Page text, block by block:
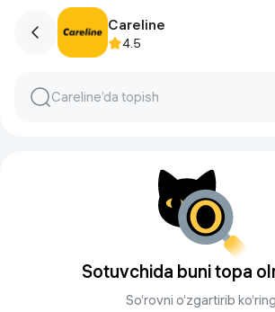
Careline
4.5
Sotuvchida buni topa
So‘rovni o‘zgartirib ko‘ring